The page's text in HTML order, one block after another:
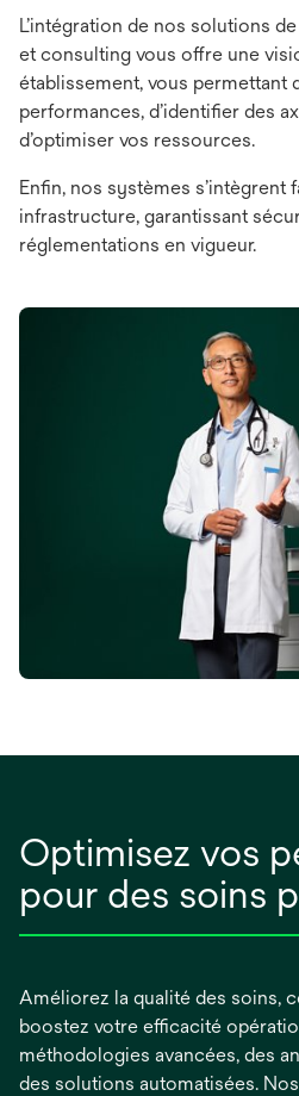
L’intégration de nos solutions
et consulting vous offre une
établissement, vous permettant
performances, d’identifier des
d’optimiser vos ressources.
Enfin, nos systèmes s’intègrent
infrastructure, garantissant
réglementations en vigueur.
Optimisez vos
pour des soins
Améliorez la qualité des soins,
boostez votre efficacité
méthodologies avancées, des
des solutions automatisées.